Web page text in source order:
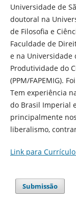
Universidade de
doutoral na
de Filosofia e
Faculdade de
e na Universidade
Produtividade do
(PPM/FAPEMIG).
Tem experiência
do Brasil Imperial
principalmente
liberalismo,
Link para
Submissão